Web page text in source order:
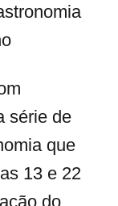
série de
que
13 e 22
do